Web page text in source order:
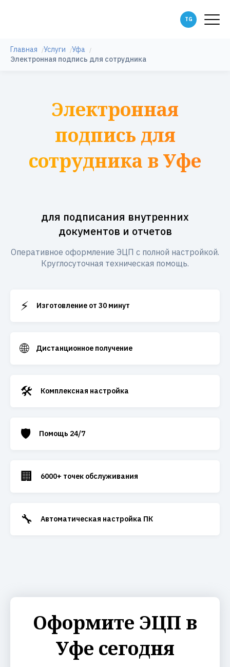
Главная Услуги
Уфа
Электронная подпись для сотрудника
Электронная
подпись для
сотрудника в Уфе
для подписания внутренних
документов и отчетов
Оперативное оформление ЭЦП с полной настройкой.
Круглосуточная техническая помощь.
⚡ Изготовление от 30 минут
🌐 Дистанционное получение
🛠️ Комплексная настройка
🛡️ Помощь 24/7
🏢 6000+ точек обслуживания
🔧 Автоматическая настройка ПК
Оформите ЭЦП в
Уфе сегодня